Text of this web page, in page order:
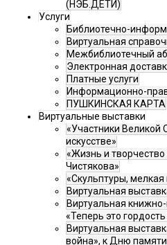
(НЭБ.ДЕТИ)
Услуги
Библиотечно-
Виртуальная
Межбиблиотечный
Электронная
Платные услуги
Информационно-
ПУШКИНСКАЯ КАРТА
Виртуальные выставки
«Участники Великой
искусстве»
«Жизнь и
Чистякова»
«Скульптуры, мелкая
Виртуальная
Виртуальная
«Теперь это
Виртуальная
война», к Дню